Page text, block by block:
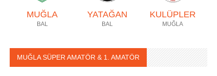
MUĞLA
BAL
YATAĞAN
BAL
KULÜPLER
MUĞLA
MUĞLA SÜPER AMATÖR & 1. AMATÖR